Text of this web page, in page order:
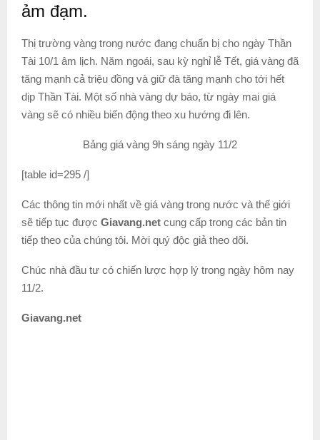
ảm đạm.
Thị trường vàng trong nước đang chuẩn bị cho ngày Thần
Tài 10/1 âm lịch. Năm ngoái, sau kỳ nghỉ lễ Tết, giá vàng đã
tăng mạnh cả triệu đồng và giữ đà tăng mạnh cho tới hết
dịp Thần Tài. Một số nhà vàng dự báo, từ ngày mai giá
vàng sẽ có nhiều biến động theo xu hướng đi lên.
Bảng giá vàng 9h sáng ngày 11/2
[table id=295 /]
Các thông tin mới nhất về giá vàng trong nước và thế giới
sẽ tiếp tục được Giavang.net cung cấp trong các bản tin
tiếp theo của chúng tôi. Mời quý độc giả theo dõi.
Chúc nhà đầu tư có chiến lược hợp lý trong ngày hôm nay
11/2.
Giavang.net